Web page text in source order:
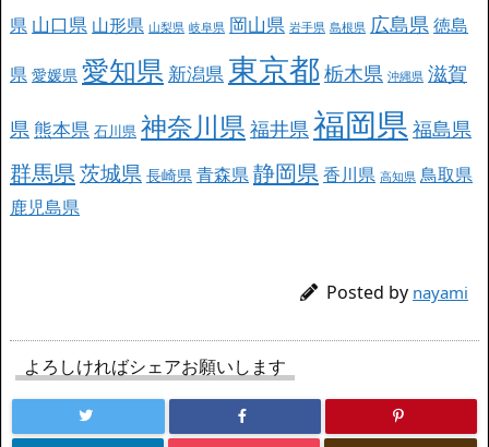
県 山口県 山形県 山梨県 岐阜県 岡山県 岩手県 島根県 広島県 徳島
県 愛媛県 愛知県 新潟県 東京都 栃木県 沖縄県 滋賀
県 熊本県 石川県 神奈川県 福井県 福岡県福島県
群馬県茨城県 長崎県 青森県静岡県 香川県 高知県 鳥取県
鹿児島県
Posted by nayami
よろしければシェアお願いします